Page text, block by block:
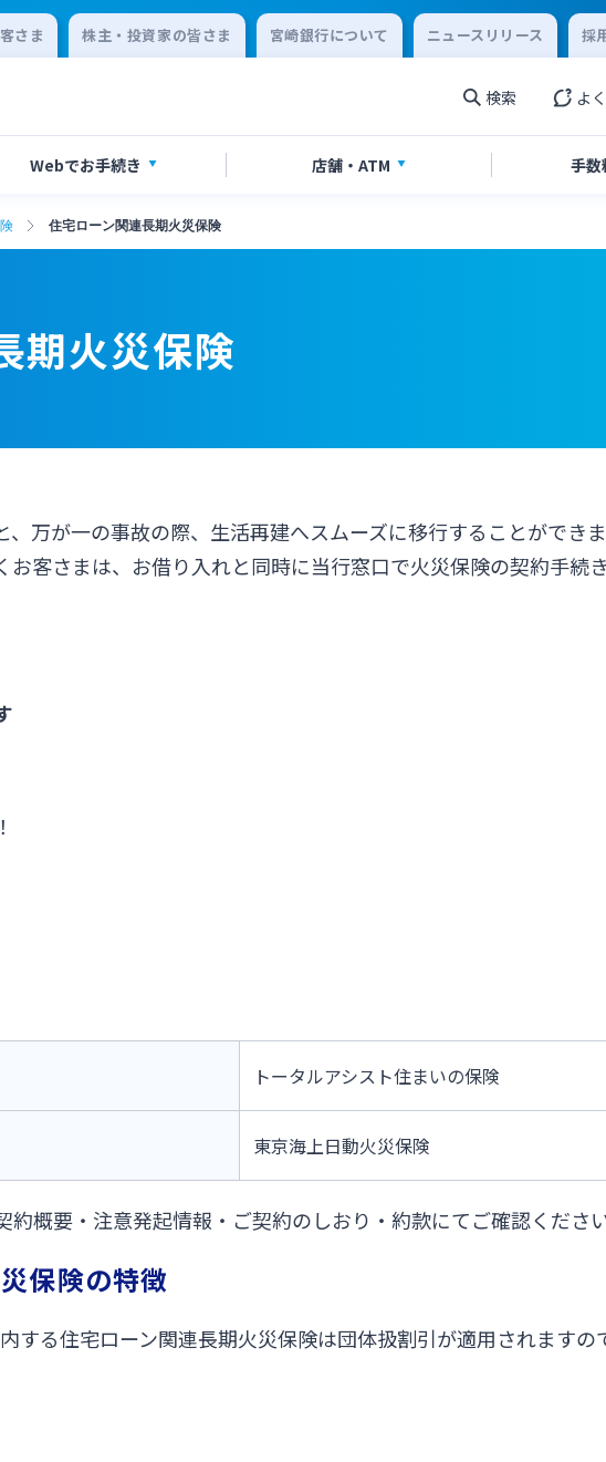
さま 株主・投資家の皆さま 宮崎銀行について ニュースリリース 採
検索 よ
Webでお手続き 店舗・ ATM 手数
residence card
住宅ローン関連長期火災保険
期火災保険
万が一の事故の際、生活再建へスムーズに移行することができ
お客さまは、お借り入れと同時に当行窓口で火災保険の契約手続
トータルアシスト住まいの保険
東京海上日動火災保険
概要・注意発起情報・ご契約のしおり・約款にてご確認くださ
保険の特徴
する住宅ローン関連長期火災保険は団体扱割引が適用されますの